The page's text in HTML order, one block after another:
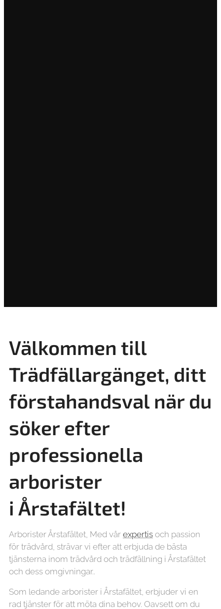
Välkommen till
Trädfällargänget, ditt
förstahandsval när du
söker efter
professionella
arborister
i Årstafältet!
Arborister Årstafältet, Med vår expertis och passion
för trädvård, strävar vi efter att erbjuda de bästa
tjänsterna inom trädvård och trädfällning i Årstafältet
och dess omgivningar..
Som ledande arborister i Årstafältet, erbjuder vi en
rad tjänster för att möta dina behov. Oavsett om du